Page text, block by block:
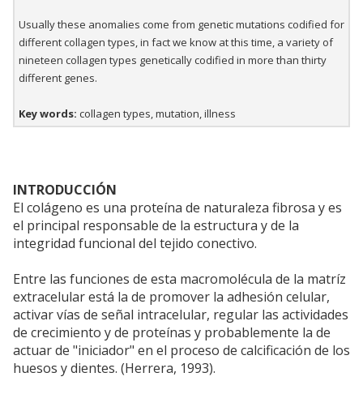
Usually these anomalies come from genetic mutations codified for
different collagen types, in fact we know at this time, a variety of
nineteen collagen types genetically codified in more than thirty
different genes.
Key words: collagen types, mutation, illness
INTRODUCCIÓN
El colágeno es una proteína de naturaleza fibrosa y es
el principal responsable de la estructura y de la
integridad funcional del tejido conectivo.
Entre las funciones de esta macromolécula de la matríz
extracelular está la de promover la adhesión celular,
activar vías de señal intracelular, regular las actividades
de crecimiento y de proteínas y probablemente la de
actuar de "iniciador" en el proceso de calcificación de los
huesos y dientes. (Herrera, 1993).